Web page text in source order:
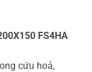
FS4HA
cứu hoả,